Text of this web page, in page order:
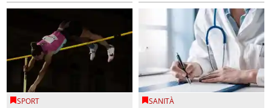
SPORT SANITÀ